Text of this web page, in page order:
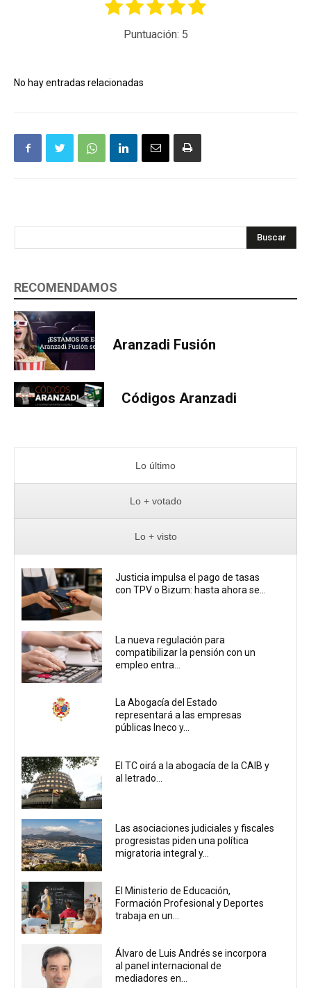
Puntuación: 5
No hay entradas relacionadas
Buscar
RECOMENDAMOS
Aranzadi Fusión
Códigos Aranzadi
Lo último
Lo + votado
Lo + visto
Justicia impulsa el pago de tasas
con TPV o Bizum: hasta ahora se...
La nueva regulación para
compatibilizar la pensión con un
empleo entra...
La Abogacía del Estado
representará a las empresas
públicas Ineco y...
El TC oirá a la abogacía de la CAIB y
al letrado...
Las asociaciones judiciales y fiscales
progresistas piden una política
migratoria integral y...
El Ministerio de Educación,
Formación Profesional y Deportes
trabaja en un...
Álvaro de Luis Andrés se incorpora
al panel internacional de
mediadores en...